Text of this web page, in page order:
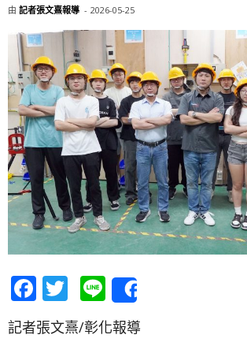
由 記者張文熹報導 - 2026-05-25
Facebook
Twitter
Line
記者張文熹/彰化報導